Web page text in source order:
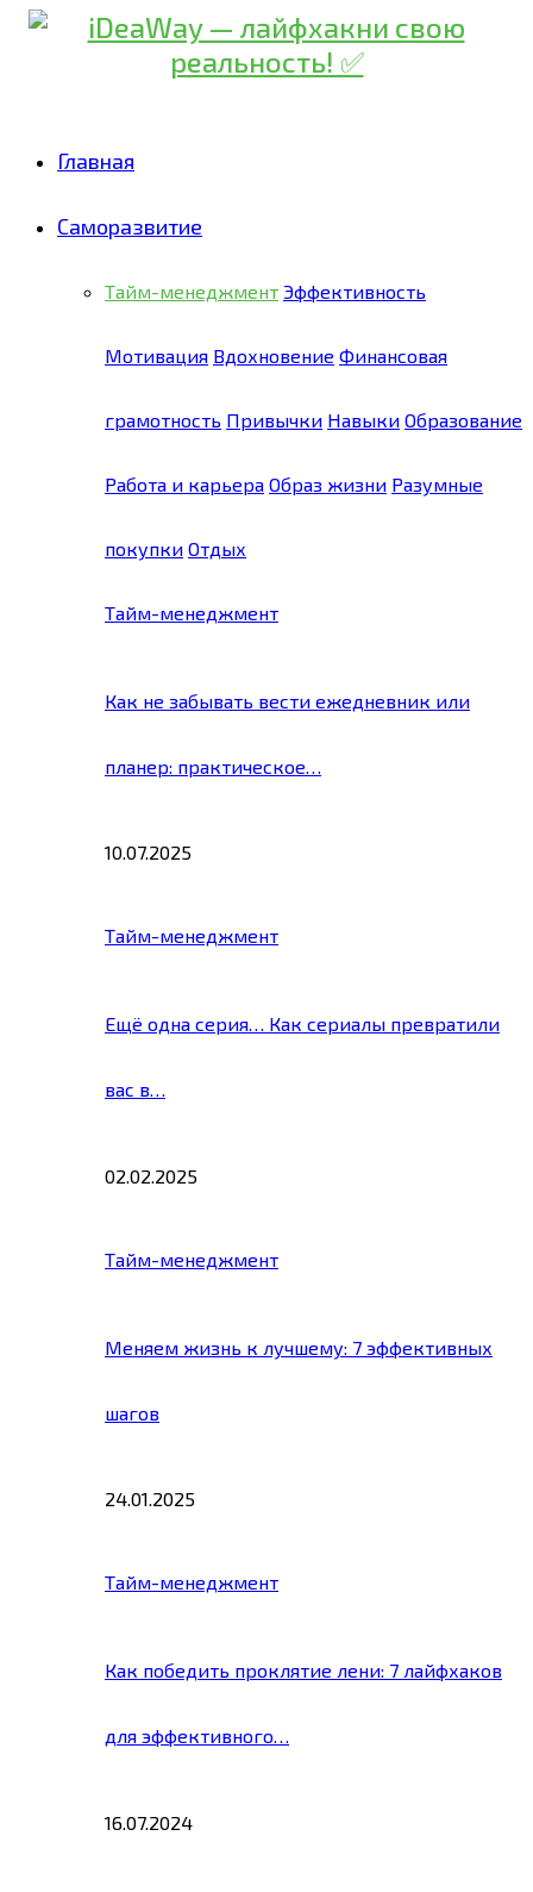
Главная
Саморазвитие
Тайм-менеджмент Эффективность
Мотивация Вдохновение Финансовая
грамотность Привычки Навыки Образование
Работа и карьера Образ жизни Разумные
покупки Отдых
Тайм-менеджмент
Как не забывать вести ежедневник или
планер: практическое…
10.07.2025
Тайм-менеджмент
Ещё одна серия… Как сериалы превратили
вас в…
02.02.2025
Тайм-менеджмент
Меняем жизнь к лучшему: 7 эффективных
шагов
24.01.2025
Тайм-менеджмент
Как победить проклятие лени: 7 лайфхаков
для эффективного…
16.07.2024